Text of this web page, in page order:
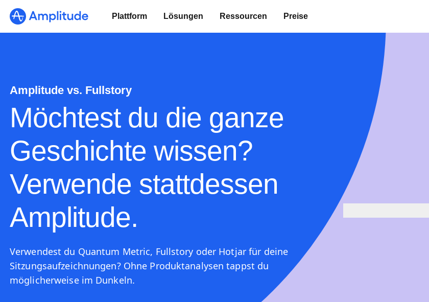
Plattform Lösungen Ressourcen Preise
Amplitude vs. Fullstory
Möchtest du die ganze
Geschichte wissen?
Verwende stattdessen
Amplitude.
Verwendest du Quantum Metric, Fullstory oder Hotjar für deine
Sitzungsaufzeichnungen? Ohne Produktanalysen tappst du
Ready to fall in love with loops?
See the steps